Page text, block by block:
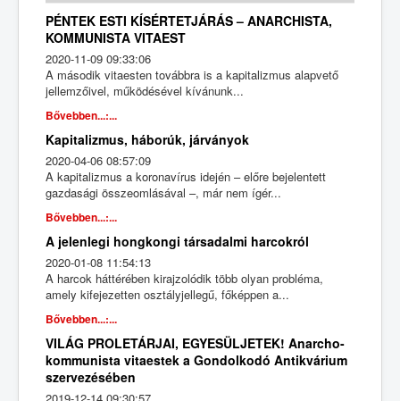
PÉNTEK ESTI KÍSÉRTETJÁRÁS – ANARCHISTA,
KOMMUNISTA VITAEST
2020-11-09 09:33:06
A második vitaesten továbbra is a kapitalizmus alapvető
jellemzőivel, működésével kívánunk...
Bővebben...:...
Kapitalizmus, háborúk, járványok
2020-04-06 08:57:09
A kapitalizmus a koronavírus idején – előre bejelentett
gazdasági összeomlásával –, már nem ígér...
Bővebben...:...
A jelenlegi hongkongi társadalmi harcokról
2020-01-08 11:54:13
A harcok háttérében kirajzolódik több olyan probléma,
amely kifejezetten osztályjellegű, főképpen a...
Bővebben...:...
VILÁG PROLETÁRJAI, EGYESÜLJETEK! Anarcho-
kommunista vitaestek a Gondolkodó Antikvárium
szervezésében